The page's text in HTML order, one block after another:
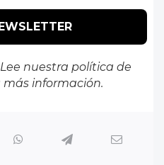
nuestra política de
información.